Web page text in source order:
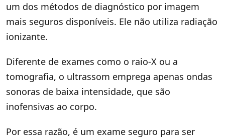
um dos métodos de diagnóstico por imagem
mais seguros disponíveis. Ele não utiliza radiação
ionizante.
Diferente de exames como o raio-X ou a
tomografia, o ultrassom emprega apenas ondas
sonoras de baixa intensidade, que são
inofensivas ao corpo.
Por essa razão, é um exame seguro para ser